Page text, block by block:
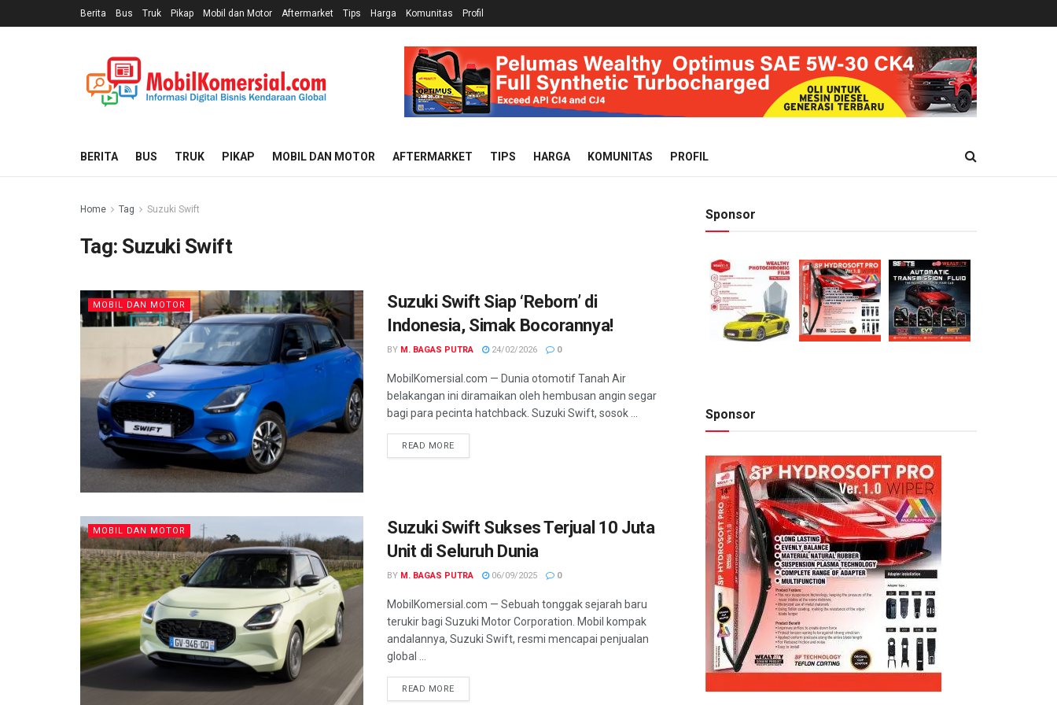
Berita Bus Truk Pikap Mobil dan Motor Aftermarket Tips Harga Komunitas Profil
BERITA BUS TRUK PIKAP MOBIL DAN MOTOR AFTERMARKET TIPS HARGA KOMUNITAS PROFIL
Home Tag Suzuki Swift
Tag: Suzuki Swift
MOBIL DAN MOTOR
Suzuki Swift Siap ‘Reborn’ di
Indonesia, Simak Bocorannya!
BY M. BAGAS PUTRA 24/02/2026 0
MobilKomersial.com — Dunia otomotif Tanah Air
belakangan ini diramaikan oleh hembusan angin segar
bagi para pecinta hatchback. Suzuki Swift, sosok ...
READ MORE
MOBIL DAN MOTOR
Suzuki Swift Sukses Terjual 10 Juta
Unit di Seluruh Dunia
BY M. BAGAS PUTRA 06/09/2025 0
MobilKomersial.com — Sebuah tonggak sejarah baru
terukir bagi Suzuki Motor Corporation. Mobil kompak
andalannya, Suzuki Swift, resmi mencapai penjualan
global ...
READ MORE
Sponsor
Sponsor